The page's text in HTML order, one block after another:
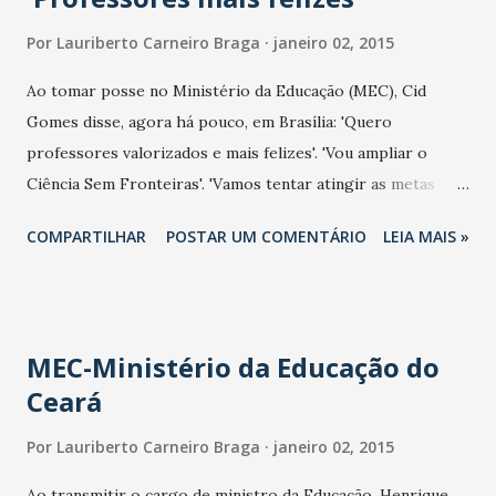
Por Lauriberto Carneiro Braga janeiro 02, 2015
Ao tomar posse no Ministério da Educação (MEC), Cid
Gomes disse, agora há pouco, em Brasília: 'Quero
professores valorizados e mais felizes'. 'Vou ampliar o
Ciência Sem Fronteiras'. 'Vamos tentar atingir as metas
anos vamos criar doze milhões de vagas no Pronatec'.
COMPARTILHAR POSTAR UM COMENTÁRIO LEIA MAIS »
MEC-Ministério da Educação do
Ceará
Por Lauriberto Carneiro Braga janeiro 02, 2015